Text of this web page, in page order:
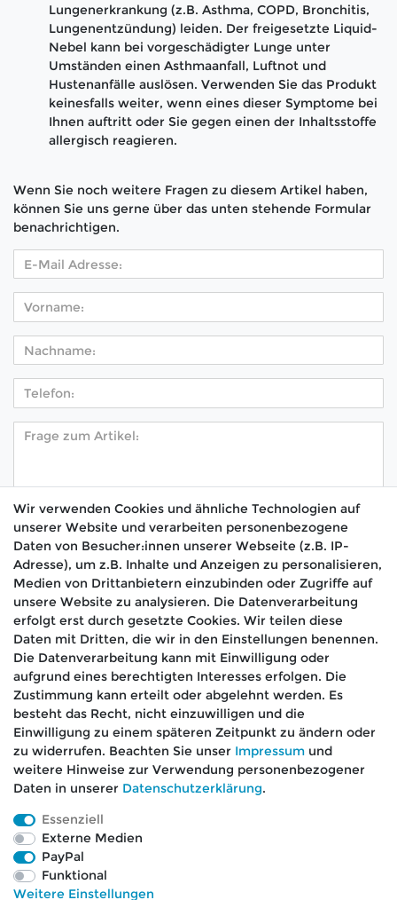
Lungenerkrankung (z.B. Asthma, COPD, Bronchitis,
Lungenentzündung) leiden. Der freigesetzte Liquid-
Nebel kann bei vorgeschädigter Lunge unter
Umständen einen Asthmaanfall, Luftnot und
Hustenanfälle auslösen. Verwenden Sie das Produkt
keinesfalls weiter, wenn eines dieser Symptome bei
Ihnen auftritt oder Sie gegen einen der Inhaltsstoffe
allergisch reagieren.
Wenn Sie noch weitere Fragen zu diesem Artikel haben,
können Sie uns gerne über das unten stehende Formular
benachrichtigen.
Hiermit bestätige ich, dass ich dieDaten­schutz­
erklärung gelesen habe. *
Absenden
🚚 Schneller Versand
📦 Kostenloser Versand ab 75 €
📞 Kostenlose Beratung per Telefon &
WhatsApp
Impressum
Wir verwenden Cookies und ähnliche Technologien auf
unserer Website und verarbeiten personenbezogene
Daten von Besucher:innen unserer Webseite (z.B. IP-
Adresse), um z.B. Inhalte und Anzeigen zu personalisieren,
Medien von Drittanbietern einzubinden oder Zugriffe auf
unsere Website zu analysieren. Die Datenverarbeitung
erfolgt erst durch gesetzte Cookies. Wir teilen diese
Daten mit Dritten, die wir in den Einstellungen benennen.
Die Datenverarbeitung kann mit Einwilligung oder
aufgrund eines berechtigten Interesses erfolgen. Die
Zustimmung kann erteilt oder abgelehnt werden. Es
besteht das Recht, nicht einzuwilligen und die
Einwilligung zu einem späteren Zeitpunkt zu ändern oder
zu widerrufen. Beachten Sie unser Impressum und
weitere Hinweise zur Verwendung personenbezogener
Daten in unserer Daten­schutz­erklärung.
Essenziell
Externe Medien
PayPal
Funktional
Weitere Einstellungen